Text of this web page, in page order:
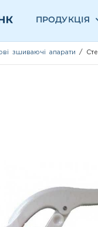
ПРОДУКЦІЯ
зшиваючі апарати /